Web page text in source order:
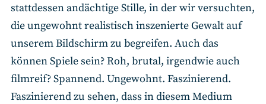
stattdessen andächtige Stille, in der wir versuchten,
die ungewohnt realistisch inszenierte Gewalt auf
unserem Bildschirm zu begreifen. Auch das
können Spiele sein? Roh, brutal, irgendwie auch
filmreif? Spannend. Ungewohnt. Faszinierend.
Faszinierend zu sehen, dass in diesem Medium